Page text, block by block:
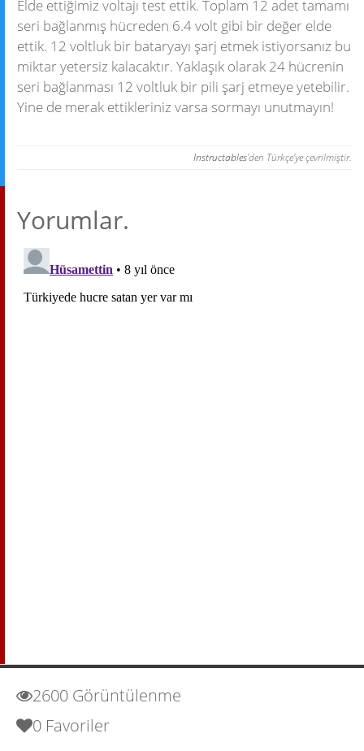
Elde ettiğimiz voltajı test ettik. Toplam 12 adet tamamı
seri bağlanmış hücreden 6.4 volt gibi bir değer elde
ettik. 12 voltluk bir bataryayı şarj etmek istiyorsanız bu
miktar yetersiz kalacaktır. Yaklaşık olarak 24 hücrenin
seri bağlanması 12 voltluk bir pili şarj etmeye yetebilir.
Yine de merak ettikleriniz varsa sormayı unutmayın!
Instructables'den Türkçe'ye çevrilmiştir.
Yorumlar.
2600 Görüntülenme
0 Favoriler